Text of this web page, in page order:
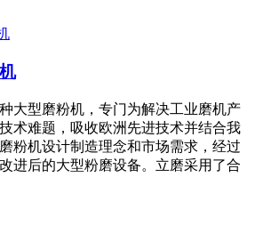
大型磨粉机，专门为解决工业磨机产
术难题，吸收欧洲先进技术并结合我
粉机设计制造理念和市场需求，经过
进后的大型粉磨设备。立磨采用了合